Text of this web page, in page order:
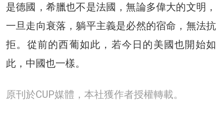
是德國，希臘也不是法國，無論多偉大的文明，
一旦走向衰落，躺平主義是必然的宿命，無法抗
拒。從前的西葡如此，若今日的美國也開始如
此，中國也一樣。
原刊於CUP媒體，本社獲作者授權轉載。